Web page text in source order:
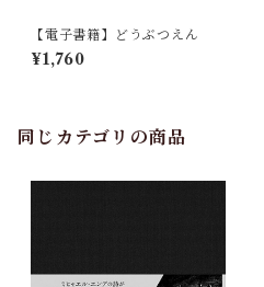
【電子書籍】どうぶつえん
¥1,760
同じカテゴリの商品